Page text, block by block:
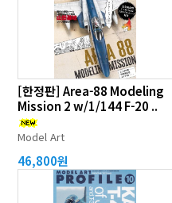
[한정판] Area-88 Modeling
Mission 2 w/1/144 F-20 ..
Model Art
46,800원